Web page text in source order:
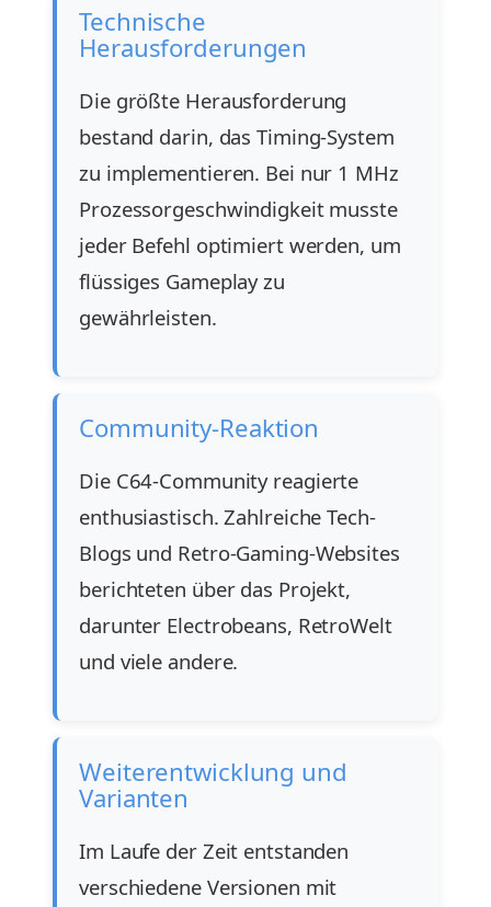
Technische
Herausforderungen
Die größte Herausforderung
bestand darin, das Timing-System
zu implementieren. Bei nur 1 MHz
Prozessorgeschwindigkeit musste
jeder Befehl optimiert werden, um
flüssiges Gameplay zu
gewährleisten.
Community-Reaktion
Die C64-Community reagierte
enthusiastisch. Zahlreiche Tech-
Blogs und Retro-Gaming-Websites
berichteten über das Projekt,
darunter Electrobeans, RetroWelt
und viele andere.
Weiterentwicklung und
Varianten
Im Laufe der Zeit entstanden
verschiedene Versionen mit